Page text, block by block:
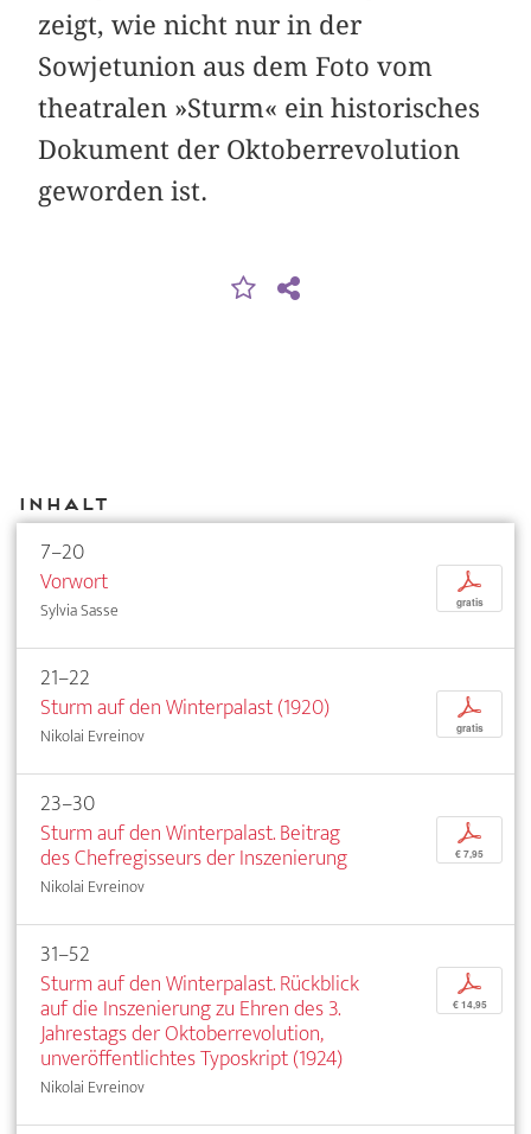
zeigt, wie nicht nur in der
Sowjetunion aus dem Foto vom
theatralen »Sturm« ein historisches
Dokument der Oktober­revolution
geworden ist.
Inhalt
7–20
Vorwort
Sylvia Sasse
p
gratis
21–22
Sturm auf den Winterpalast (1920)
Nikolai Evreinov
p
gratis
23–30
Sturm auf den Winterpalast. Beitrag
des Chefregisseurs der Inszenierung
Nikolai Evreinov
p
€ 7,95
31–52
Sturm auf den Winterpalast. Rückblick
auf die Inszenierung zu Ehren des 3.
Jahrestags der Oktoberrevolution,
unveröffentlichtes Typoskript (1924)
Nikolai Evreinov
p
€ 14,95